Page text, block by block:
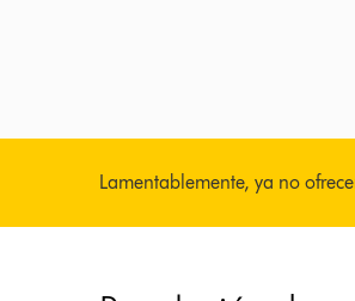
Lamentablemente, ya no